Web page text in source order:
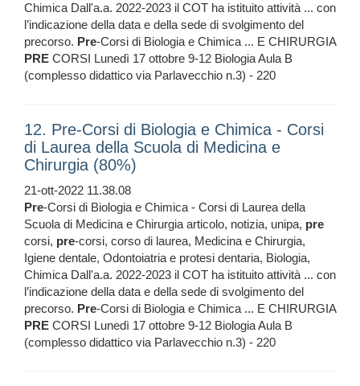
Chimica Dall'a.a. 2022-2023 il COT ha istituito attività ... con
l’indicazione della data e della sede di svolgimento del
precorso. Pre-Corsi di Biologia e Chimica ... E CHIRURGIA
PRE CORSI Lunedì 17 ottobre 9-12 Biologia Aula B
(complesso didattico via Parlavecchio n.3) - 220
12. Pre-Corsi di Biologia e Chimica - Corsi
di Laurea della Scuola di Medicina e
Chirurgia (80%)
21-ott-2022 11.38.08
Pre-Corsi di Biologia e Chimica - Corsi di Laurea della
Scuola di Medicina e Chirurgia articolo, notizia, unipa, pre
corsi, pre-corsi, corso di laurea, Medicina e Chirurgia,
Igiene dentale, Odontoiatria e protesi dentaria, Biologia,
Chimica Dall'a.a. 2022-2023 il COT ha istituito attività ... con
l’indicazione della data e della sede di svolgimento del
precorso. Pre-Corsi di Biologia e Chimica ... E CHIRURGIA
PRE CORSI Lunedì 17 ottobre 9-12 Biologia Aula B
(complesso didattico via Parlavecchio n.3) - 220